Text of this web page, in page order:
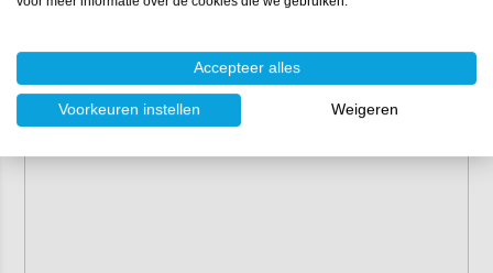
Accepteer alles
Voorkeuren instellen Weigeren